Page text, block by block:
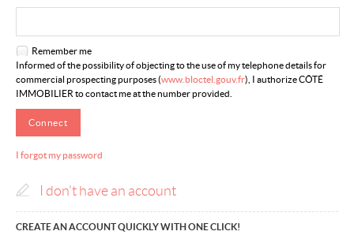
Contact
Remember me
Informed of the possibility of objecting to the use of my telephone details for
commercial prospecting purposes (www.bloctel.gouv.fr), I authorize CÔTÉ
IMMOBILIER to contact me at the number provided.
I forgot my password
I don't have an account
CREATE AN ACCOUNT QUICKLY WITH ONE CLICK!